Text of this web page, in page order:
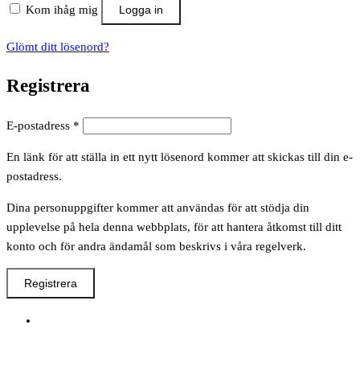
Kom ihåg mig Logga in
Glömt ditt lösenord?
Registrera
E-postadress *
En länk för att ställa in ett nytt lösenord kommer att skickas till din e-
postadress.
Dina personuppgifter kommer att användas för att stödja din
upplevelse på hela denna webbplats, för att hantera åtkomst till ditt
konto och för andra ändamål som beskrivs i våra regelverk.
Registrera